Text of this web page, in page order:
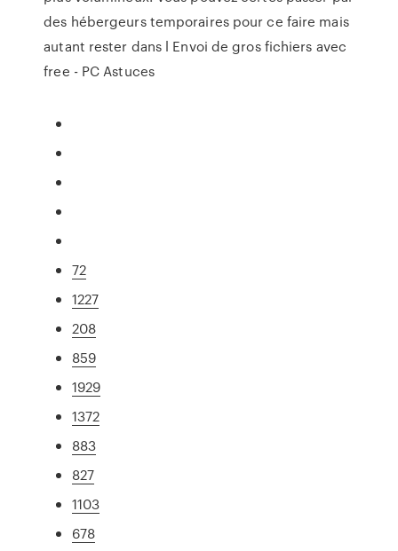
des hébergeurs temporaires pour ce faire mais
autant rester dans l Envoi de gros fichiers avec
free - PC Astuces
72
1227
208
859
1929
1372
883
827
1103
678